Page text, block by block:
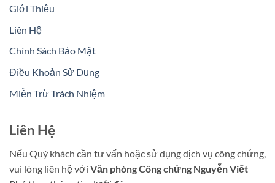
Giới Thiệu
Liên Hệ
Chính Sách Bảo Mật
Điều Khoản Sử Dụng
Miễn Trừ Trách Nhiệm
Liên Hệ
Nếu Quý khách cần tư vấn hoặc sử dụng dịch vụ công chứng,
vui lòng liên hệ với Văn phòng Công chứng Nguyễn Viết